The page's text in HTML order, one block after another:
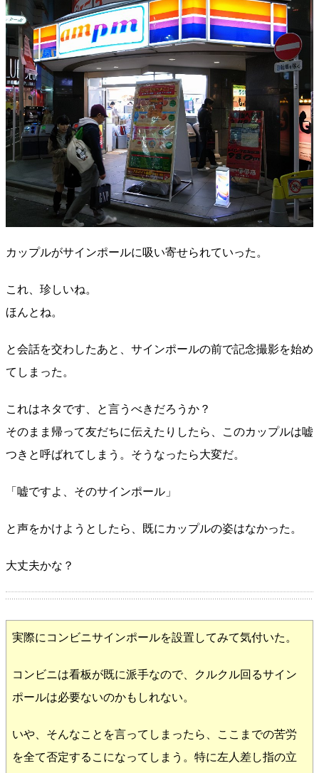
カップルがサインポールに吸い寄せられていった。
これ、珍しいね。
ほんとね。
と会話を交わしたあと、サインポールの前で記念撮影を始め
てしまった。
これはネタです、と言うべきだろうか？
そのまま帰って友だちに伝えたりしたら、このカップルは嘘
つきと呼ばれてしまう。そうなったら大変だ。
「嘘ですよ、そのサインポール」
と声をかけようとしたら、既にカップルの姿はなかった。
大丈夫かな？
実際にコンビニサインポールを設置してみて気付いた。
コンビニは看板が既に派手なので、クルクル回るサイン
ポールは必要ないのかもしれない。
いや、そんなことを言ってしまったら、ここまでの苦労
を全て否定するこになってしまう。特に左人差し指の立